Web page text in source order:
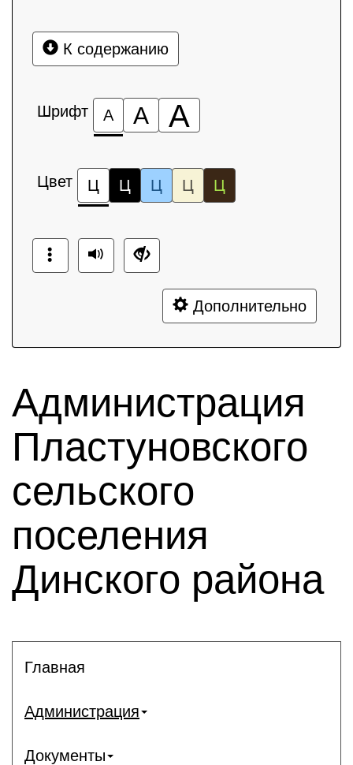
К содержанию
Шрифт А А А
Цвет Ц Ц Ц Ц Ц
Дополнительно
Администрация
Пластуновского
сельского
поселения
Динского района
Главная
Администрация
Документы